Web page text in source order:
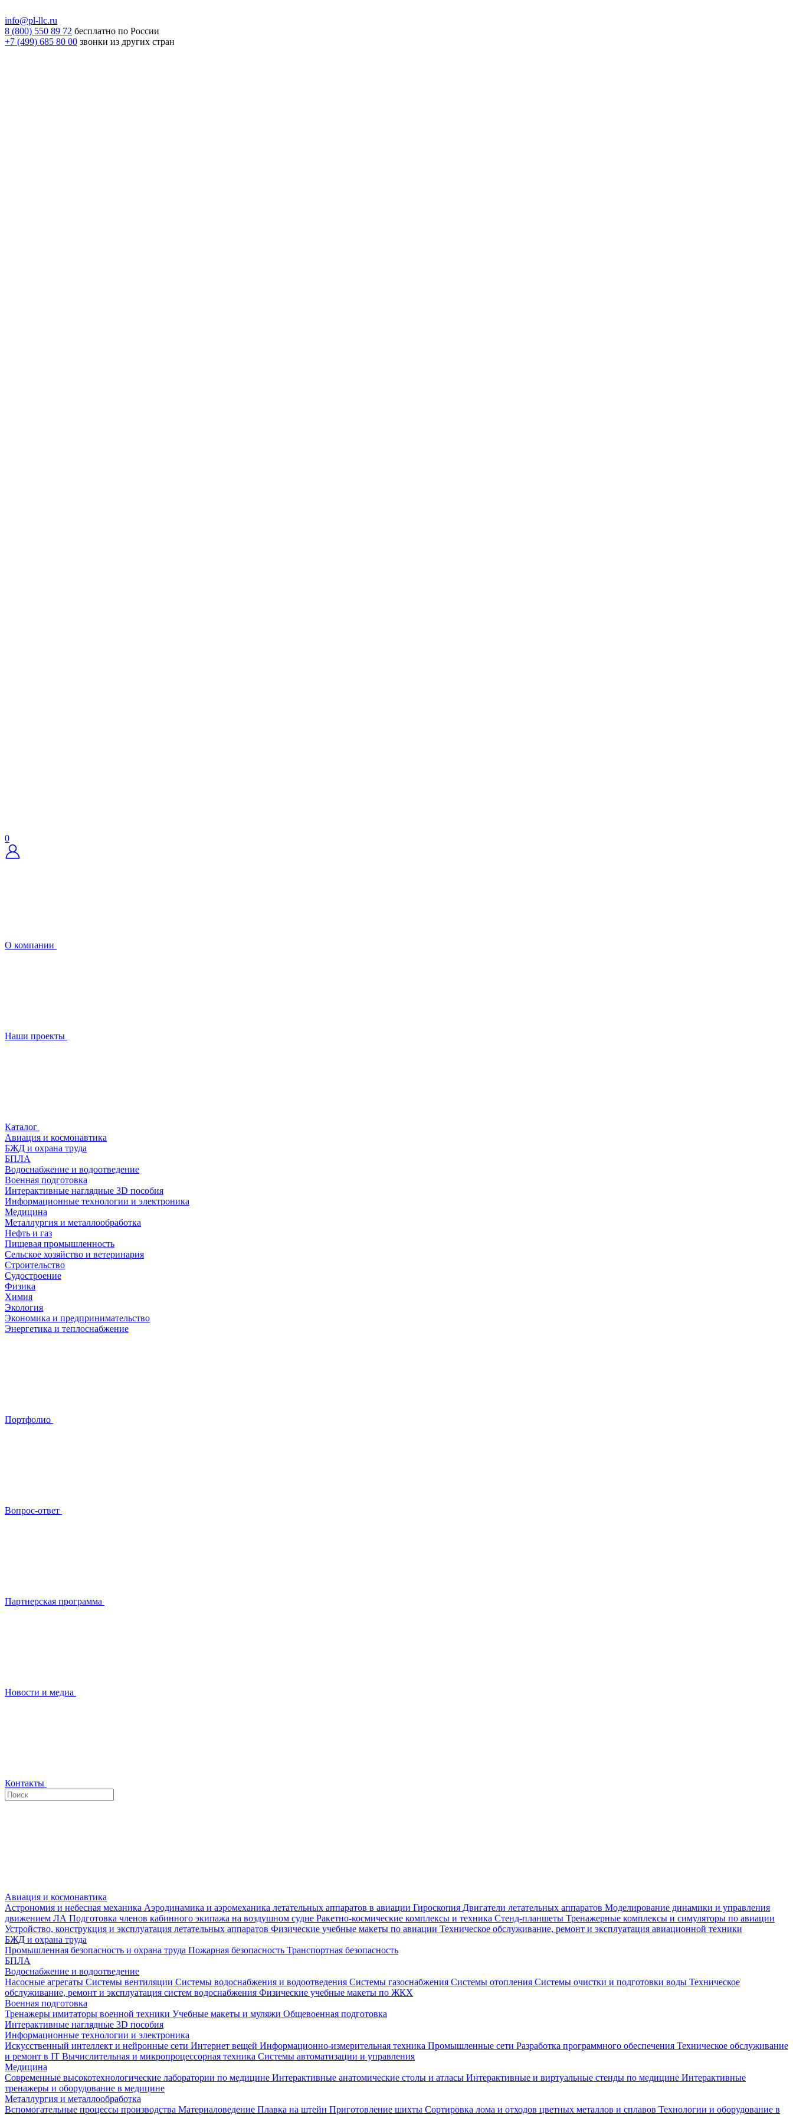
info@pl-llc.ru
8 (800) 550 89 72 бесплатно по России
+7 (499) 685 80 00 звонки из других стран
0
О компании
Наши проекты
Каталог
Авиация и космонавтика
БЖД и охрана труда
БПЛА
Водоснабжение и водоотведение
Военная подготовка
Интерактивные наглядные 3D пособия
Информационные технологии и электроника
Медицина
Металлургия и металлообработка
Нефть и газ
Пищевая промышленность
Сельское хозяйство и ветеринария
Строительство
Судостроение
Физика
Химия
Экология
Экономика и предпринимательство
Энергетика и теплоснабжение
Портфолио
Вопрос-ответ
Партнерская программа
Новости и медиа
Контакты
Авиация и космонавтика
Астрономия и небесная механика Аэродинамика и аэромеханика летательных аппаратов в авиации Гироскопия Двигатели летательных аппаратов Моделирование динамики и управления
движением ЛА Подготовка членов кабинного экипажа на воздушном судне Ракетно-космические комплексы и техника Стенд-планшеты Тренажерные комплексы и симуляторы по авиации
Устройство, конструкция и эксплуатация летательных аппаратов Физические учебные макеты по авиации Техническое обслуживание, ремонт и эксплуатация авиационной техники
БЖД и охрана труда
Промышленная безопасность и охрана труда Пожарная безопасность Транспортная безопасность
БПЛА
Водоснабжение и водоотведение
Насосные агрегаты Системы вентиляции Системы водоснабжения и водоотведения Системы газоснабжения Системы отопления Системы очистки и подготовки воды Техническое
обслуживание, ремонт и эксплуатация систем водоснабжения Физические учебные макеты по ЖКХ
Военная подготовка
Тренажеры имитаторы военной техники Учебные макеты и муляжи Общевоенная подготовка
Интерактивные наглядные 3D пособия
Информационные технологии и электроника
Искусственный интеллект и нейронные сети Интернет вещей Информационно-измерительная техника Промышленные сети Разработка программного обеспечения Техническое обслуживание
и ремонт в IT Вычислительная и микропроцессорная техника Системы автоматизации и управления
Медицина
Современные высокотехнологические лаборатории по медицине Интерактивные анатомические столы и атласы Интерактивные и виртуальные стенды по медицине Интерактивные
тренажеры и оборудование в медицине
Металлургия и металлообработка
Вспомогательные процессы производства Материаловедение Плавка на штейн Приготовление шихты Сортировка лома и отходов цветных металлов и сплавов Технологии и оборудование в